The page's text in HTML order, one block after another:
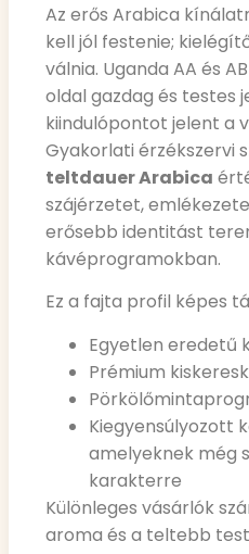
Az erős Arabica
kell jól festenie;
válnia. Uganda AA és
oldal gazdag és testes
kiindulópontot jelent a
Gyakorlati érzékszervi
teltdauer Arabica
szájérzetet,
erősebb identitást
kávéprogramokban.
Ez a fajta profil képes
Egyetlen eredetű
Prémium
Kiegyensúlyozott
amelyeknek még
karakterre
Különleges vásárlók
aroma és a teltebb